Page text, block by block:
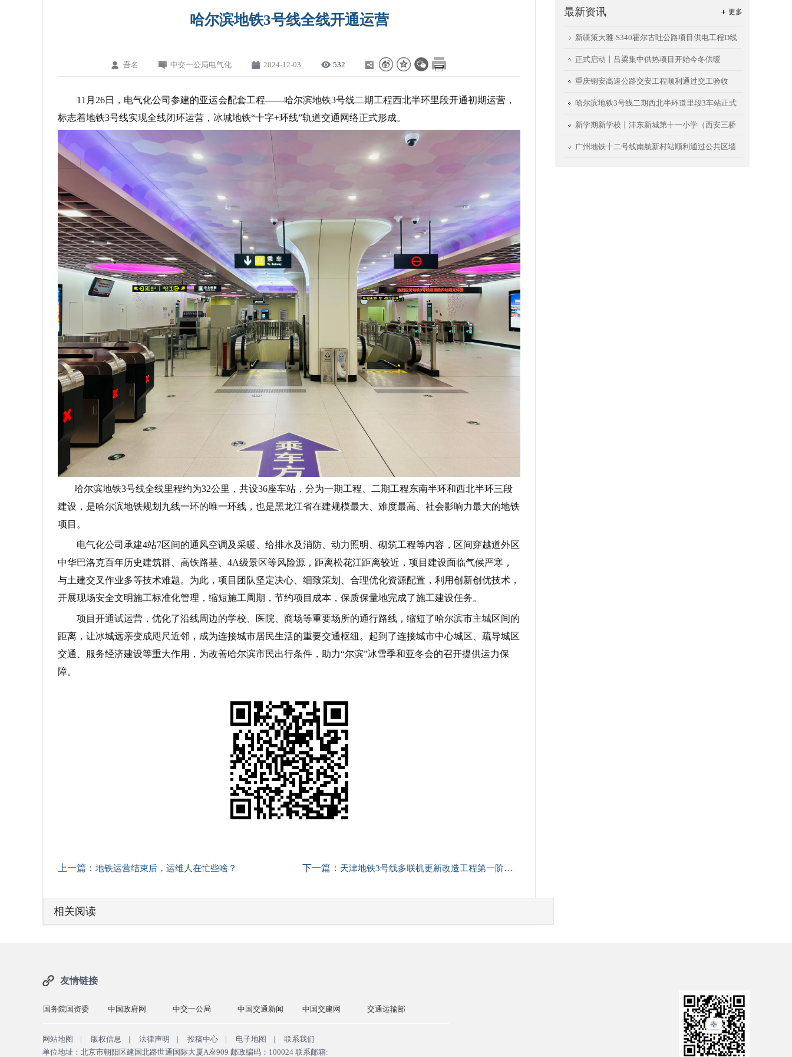
哈尔滨地铁3号线全线开通运营
吾名 中交一公局电气化 2024-12-03 532
11月26日，电气化公司参建的亚运会配套工程——哈尔滨地铁3号线二期工程西北半环里段开通初期运营，
标志着地铁3号线实现全线闭环运营，冰城地铁“十字+环线”轨道交通网络正式形成。
哈尔滨地铁3号线全线里程约为32公里，共设36座车站，分为一期工程、二期工程东南半环和西北半环三段
建设，是哈尔滨地铁规划九线一环的唯一环线，也是黑龙江省在建规模最大、难度最高、社会影响力最大的地铁
项目。
电气化公司承建4站7区间的通风空调及采暖、给排水及消防、动力照明、砌筑工程等内容，区间穿越道外区
中华巴洛克百年历史建筑群、高铁路基、4A级景区等风险源，距离松花江距离较近，项目建设面临气候严寒，
与土建交叉作业多等技术难题。为此，项目团队坚定决心、细致策划、合理优化资源配置，利用创新创优技术，
开展现场安全文明施工标准化管理，缩短施工周期，节约项目成本，保质保量地完成了施工建设任务。
项目开通试运营，优化了沿线周边的学校、医院、商场等重要场所的通行路线，缩短了哈尔滨市主城区间的
距离，让冰城远亲变成咫尺近邻，成为连接城市居民生活的重要交通枢纽。起到了连接城市中心城区、疏导城区
交通、服务经济建设等重大作用，为改善哈尔滨市民出行条件，助力“尔滨”冰雪季和亚冬会的召开提供运力保
障。
上一篇： 地铁运营结束后，运维人在忙些啥？ 下一篇： 天津地铁3号线多联机更新改造工程第一阶段顺利完成
相关阅读
更多
最新资讯
新疆策大雅-S340霍尔古吐公路项目供电工程D线
送电成功
正式启动丨吕梁集中供热项目开始今冬供暖
重庆铜安高速公路交安工程顺利通过交工验收
哈尔滨地铁3号线二期西北半环道里段3车站正式
开通试运行
新学期新学校丨沣东新城第十一小学（西安三桥
小学）项目如期交用
广州地铁十二号线南航新村站顺利通过公共区墙
友情链接
国务院国资委 中国政府网 中交一公局 中国交通新闻 中国交建网 交通运输部
网站地图 | 版权信息 | 法律声明 | 投稿中心 | 电子地图 |
联系我们
单位地址：北京市朝阳区建国北路世通国际大厦A座909 邮政编码：100024 联系邮箱: